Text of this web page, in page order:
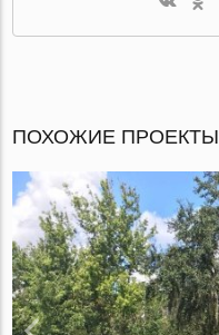
ПОХОЖИЕ ПРОЕКТЫ